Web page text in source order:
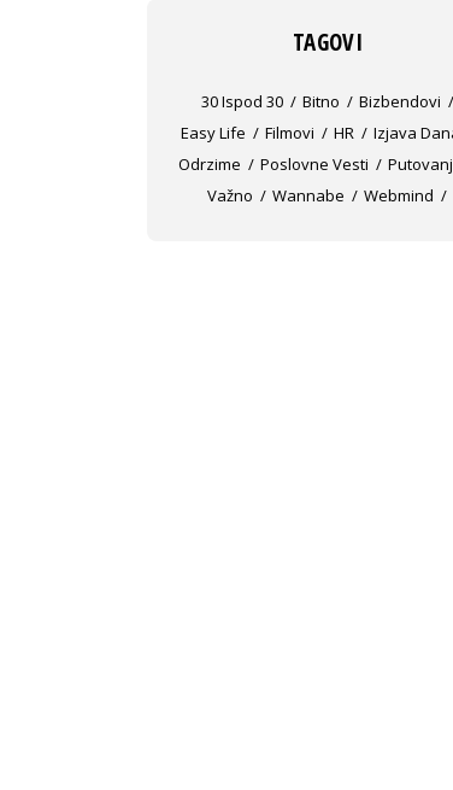
TAGOVI
30 Ispod 30 Bitno
Bizbendovi
Easy Life
Filmovi HR
Izjava
Odrzime
Poslovne Vesti
Važno
Wannabe Webmind